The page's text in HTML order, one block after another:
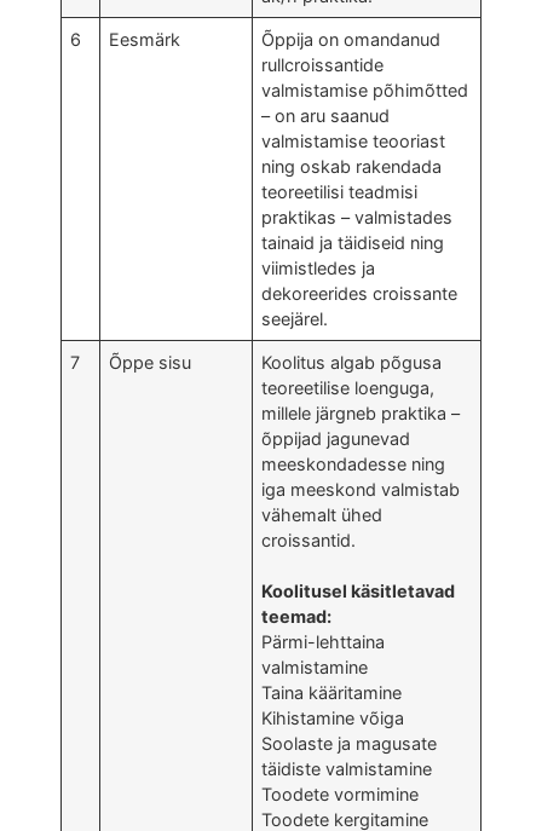
6 Eesmärk
Õppija on omandanud
rullcroissantide
valmistamise põhimõtted
– on aru saanud
valmistamise teooriast
ning oskab rakendada
teoreetilisi teadmisi
praktikas – valmistades
tainaid ja täidiseid ning
viimistledes ja
dekoreerides croissante
seejärel.
7 Õppe sisu
Koolitus algab põgusa
teoreetilise loenguga,
millele järgneb praktika –
õppijad jagunevad
meeskondadesse ning
iga meeskond valmistab
vähemalt ühed
croissantid.
Koolitusel käsitletavad
teemad:
Pärmi-lehttaina
valmistamine
Taina kääritamine
Kihistamine võiga
Soolaste ja magusate
täidiste valmistamine
Toodete vormimine
Toodete kergitamine